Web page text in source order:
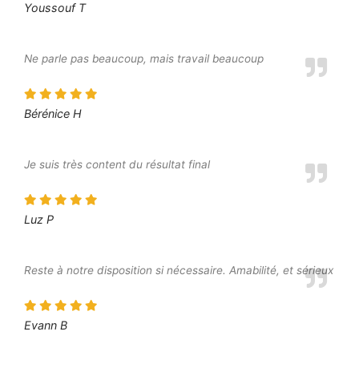
Youssouf T
Ne parle pas beaucoup, mais travail beaucoup
Bérénice H
Je suis très content du résultat final
Luz P
Reste à notre disposition si nécessaire. Amabilité, et sérieux
Evann B